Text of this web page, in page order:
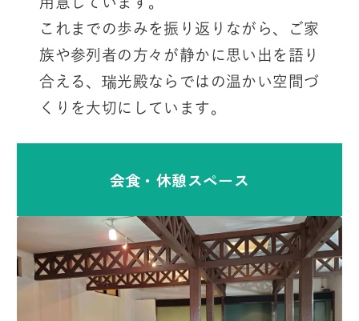
これまでの歩みを振り返りながら、ご家
族や参列者の方々が静かに思い出を語り
合える、瑞光殿ならではの温かい空間づ
くりを大切にしています。
会食・休憩スペース